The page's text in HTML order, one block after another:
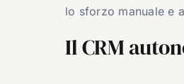
lo sforzo manuale e
Il CRM